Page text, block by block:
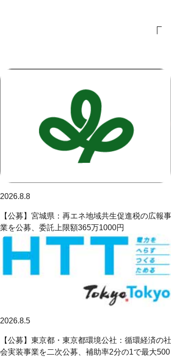
2026.8.8
【公募】宮城県：再エネ地域共生促進税の広報事
業を公募、委託上限額365万1000円
2026.8.5
【公募】東京都・東京都環境公社：循環経済の社
会実装事業を二次公募、補助率2分の1で最大500